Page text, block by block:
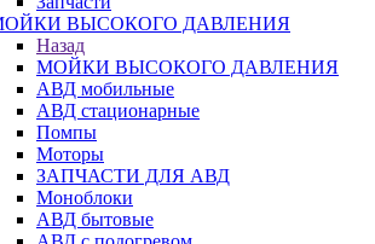
ВЫСОКОГО ДАВЛЕНИЯ
Назад
МОЙКИ ВЫСОКОГО ДАВЛЕНИЯ
АВД мобильные
АВД стационарные
Помпы
Моторы
ЗАПЧАСТИ ДЛЯ АВД
Моноблоки
АВД бытовые